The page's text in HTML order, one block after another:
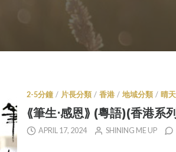
2-5分鐘 / 片長分類 / 香港 / 地域分類 / 晴
⟪筆生‧感恩⟫ (粵語)(香港系
APRIL 17, 2024 SHINING ME UP